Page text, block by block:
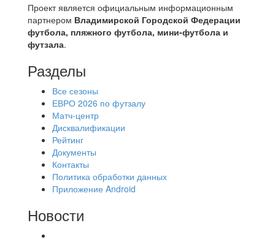
Проект является официальным информационным
партнером Владимирской Городской Федерации
футбола, пляжного футбола, мини-футбола и
футзала.
Разделы
Все сезоны
ЕВРО 2026 по футзалу
Матч-центр
Дисквалификации
Рейтинг
Документы
Контакты
Политика обработки данных
Приложение Android
Новости